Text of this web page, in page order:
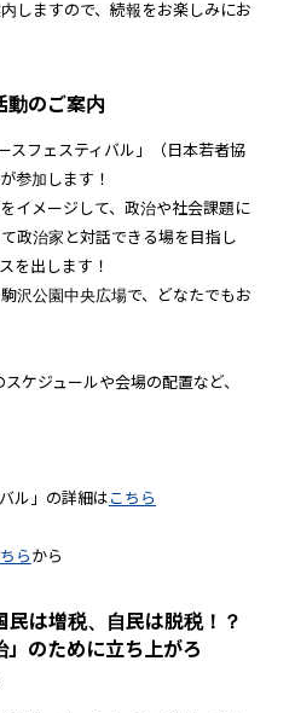
しますので、続報をお楽しみにお
動のご案内
スフェスティバル」（日本若者協
参加します！
イメージして、政治や社会課題に
政治家と対話できる場を目指し
を出します！
沢公園中央広場で、どなたでもお
ケジュールや会場の配置など、
ル」の詳細はこちら
らから
民は増税、自民は脱税！？
」のために立ち上がろ